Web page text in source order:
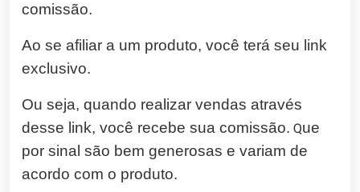
comissão.
Ao se afiliar a um produto, você terá seu link
exclusivo.
Ou seja, quando realizar vendas através
desse link, você recebe sua comissão. Que
por sinal são bem generosas e variam de
acordo com o produto.